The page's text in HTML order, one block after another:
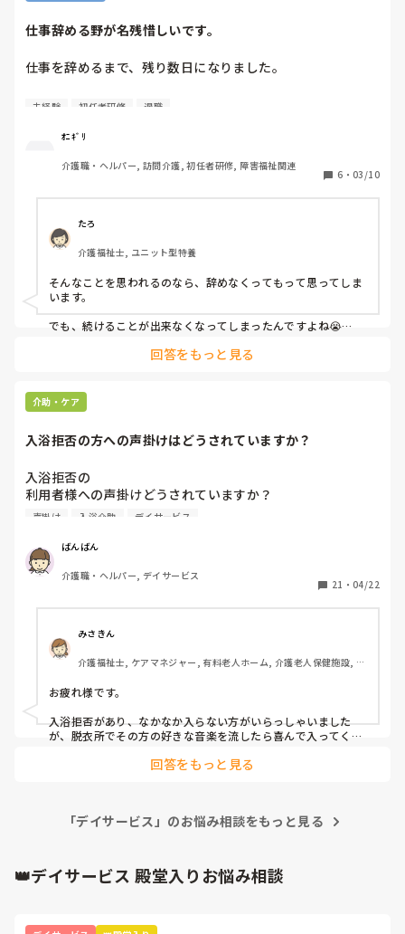
仕事辞める野が名残惜しいです。
仕事を辞めるまで、残り数日になりました。
介護未経験で4月に入社して、気づけばもうすぐ1年になりま
ました。
最初は分からないことだらけで、不安や大変なこともたくさ
た。振り返ってみると、本当にいろいろなことがあったなと
思います。退職することについては、利用者さんが悲しんで
しまうかもしれないから、伝えないようにと言われていま
す。私自身も、わざわざ「辞めます」と伝えるつもりはあり
ません。それでも、もし私のことを覚えていてくれる利用者
さんがいたら嬉しいなと思ったり、ふと思い出してくれるこ
とがあったらいいなと思ったりします。認知症のある高齢の
方が多いので、きっとすぐに忘れてしまうかもしれません。
これから先のことは分かりませんが、利用者さんたちがこれ
からも元気に過ごしてくれたらいいなと思っています。考え
最後まで自分なりに頑張りたいと思います。
未経験 初任者研修 退職
ｵﾆｷﾞﾘ
介護職・ヘルパー, 訪問介護, 初任者研修, 障害福祉関連
6 ・ 03/10
たろ
介護福祉士, ユニット型特養
そんなことを思われるのなら、辞めなくってもって思ってしま
います。
でも、続けることが出来なくなってしまったんですよね😭
張ったら良いのではないでしょうか？
るなんて、、、、
いまのお仕事が嫌いではないんですよね？
私はそんなオニギリさんとお仕事がしてみたいです。
回答をもっと見る
介助・ケア
入浴拒否の方への声掛けはどうされていますか？
入浴拒否の
利用者様への声掛けどうされていますか？
認知症もあり、本人様は家で入っている！
言われ、できればデイサービスで
入ってもらいたいと希望、、、
足浴までは出来たのですが、、、
声掛け 入浴介助 デイサービス
ばんばん
介護職・ヘルパー, デイサービス
21 ・ 04/22
みさきん
介護福祉士, ケアマネジャー, 有料老人ホーム, 介護老人保健施設, グ
お疲れ様です。
入浴拒否があり、なかなか入らない方がいらっしゃいました
が、脱衣所でその方の好きな音楽を流したら喜んで入ってくれ
回答をもっと見る
「デイサービス」のお悩み相談をもっと見る
👑デイサービス 殿堂入りお悩み相談